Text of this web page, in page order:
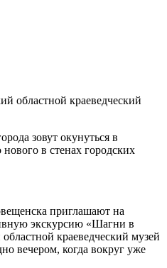
областной краеведческий
зовут окунуться в
в стенах городских
приглашают на
экскурсию «Шагни в
краеведческий музей
вечером, когда вокруг уже